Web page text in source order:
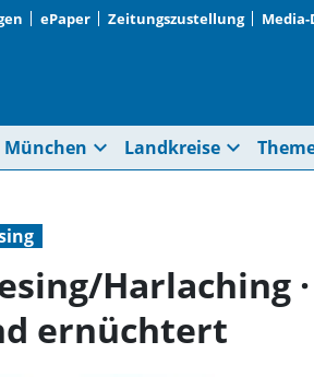
ePaper Zeitungszustellung
München expand_more Landkreise expand_more
Harlaching
ernüchtert